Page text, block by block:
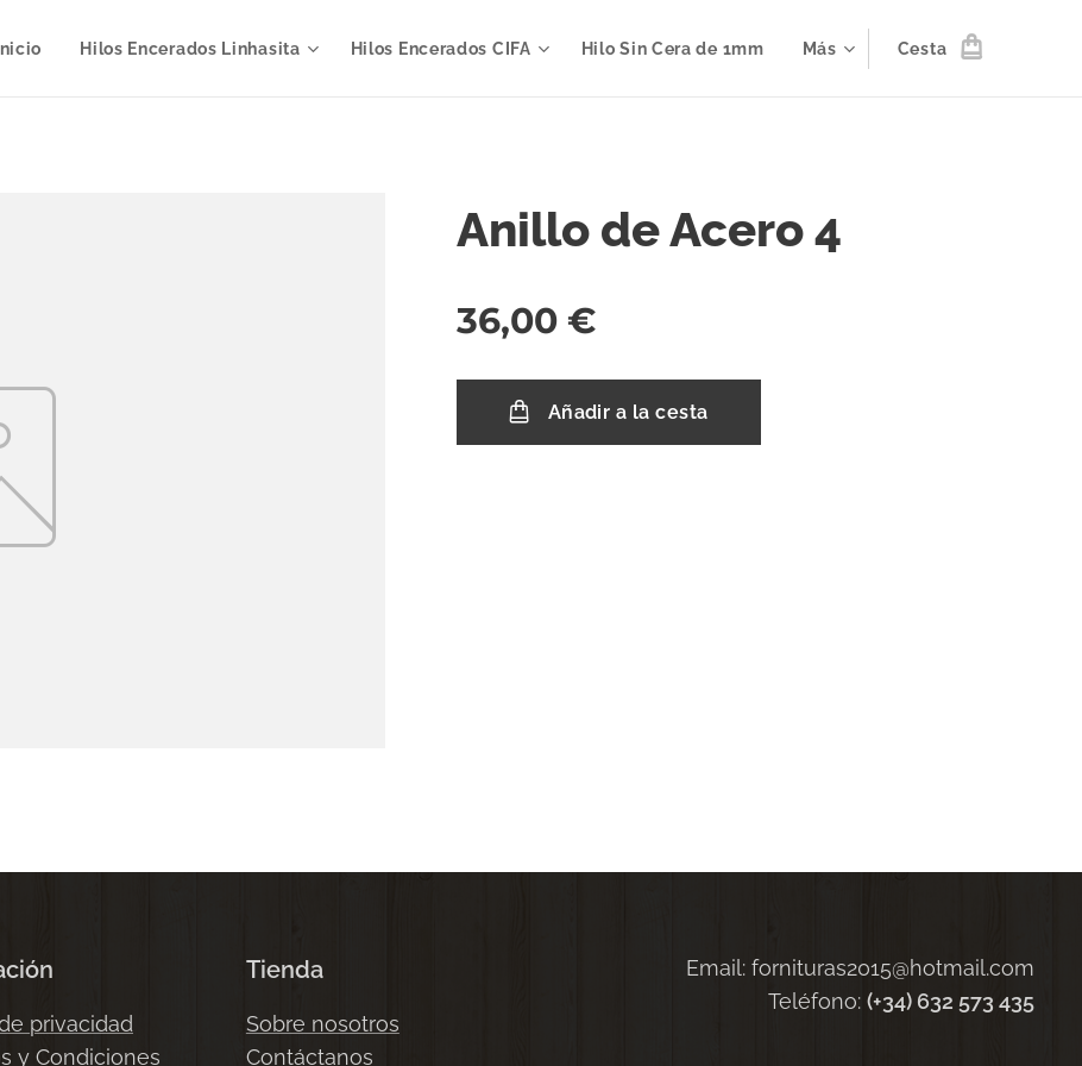
Inicio Hilos Encerados Linhasita Hilos Encerados CIFA Hilo Sin Cera de 1mm Más Cesta
Anillo de Acero 4
36,00 €
Añadir a la cesta
privacidad
y Condiciones
Tienda
Sobre nosotros
Contáctanos
Email: fornituras2015@hotmail.com
Teléfono: (+34) 632 573 435